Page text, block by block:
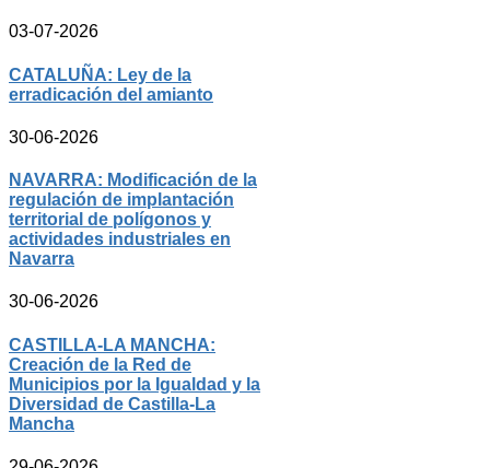
03-07-2026
CATALUÑA: Ley de la
erradicación del amianto
30-06-2026
NAVARRA: Modificación de la
regulación de implantación
territorial de polígonos y
actividades industriales en
Navarra
30-06-2026
CASTILLA-LA MANCHA:
Creación de la Red de
Municipios por la Igualdad y la
Diversidad de Castilla-La
Mancha